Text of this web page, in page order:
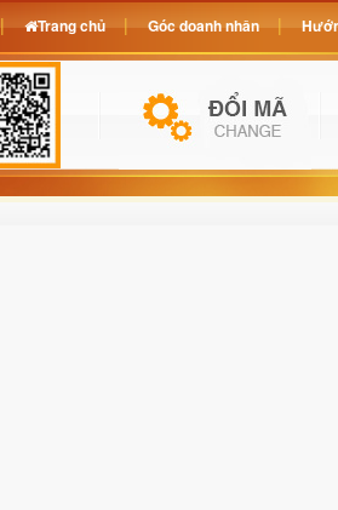
Trang chủ Góc doanh nhân